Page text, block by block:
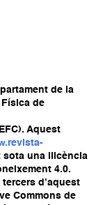
de la
de
Aquest
sota una llicència
4.0.
d’aquest
Commons de